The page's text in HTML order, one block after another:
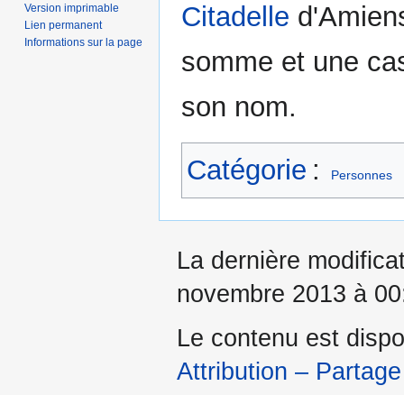
Citadelle
somme et une
son nom.
Catégorie : Personnes
Version imprimable
Lien permanent
Informations sur la page
La dernière
novembre 2013 à
Le contenu est
Attribution –